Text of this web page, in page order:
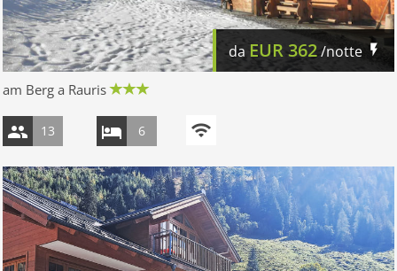
da EUR362/notte
am Berg a Rauris
13 6